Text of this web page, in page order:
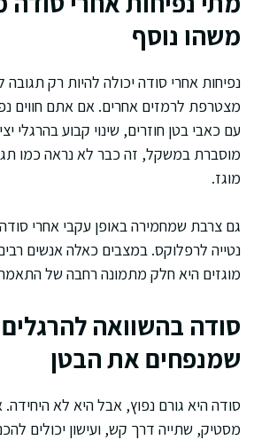
משהו נוסף
נפיחות אחרי סודה יכולה להיות רק
מצטרפת לרמזים אחרים. אם אתם חווים
עם כאבי בטן חוזרים, שינוי קבוע בהרגלי
מוסברת במשקל, זה כבר לא נראה כמו
מוגז.
גם צרבת שמחמירה באופן עקבי אחרי
נטייה לרפלוקס. במצבים כאלה אנשים
מוגזים היא חלק מתמונה רחבה של התאמת
סודה בהשוואה
שמנפחים את הבטן
סודה היא גורם נפוץ, אבל היא לא
מסטיק, שתייה דרך קש, ועישון יכולים